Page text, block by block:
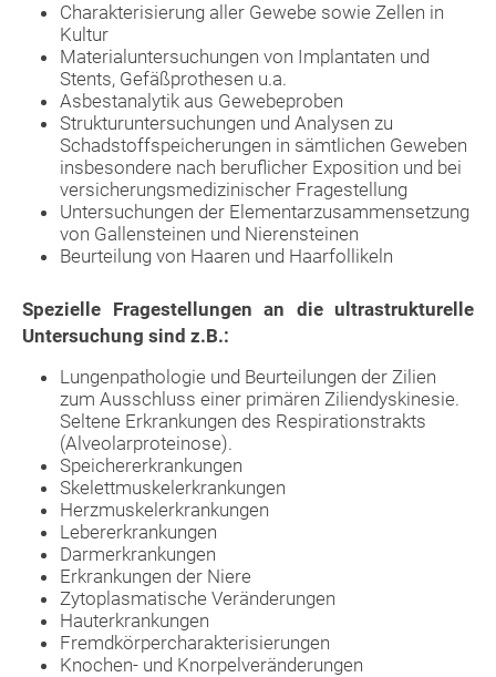
Charakterisierung aller Gewebe sowie Zellen in
Kultur
Materialuntersuchungen von Implantaten und
Stents, Gefäßprothesen u.a.
Asbestanalytik aus Gewebeproben
Strukturuntersuchungen und Analysen zu
Schadstoffspeicherungen in sämtlichen Geweben
insbesondere nach beruflicher Exposition und bei
versicherungsmedizinischer Fragestellung
Untersuchungen der Elementarzusammensetzung
von Gallensteinen und Nierensteinen
Beurteilung von Haaren und Haarfollikeln
Spezielle Fragestellungen an die ultrastrukturelle
Untersuchung sind z.B.:
Lungenpathologie und Beurteilungen der Zilien
zum Ausschluss einer primären Ziliendyskinesie.
Seltene Erkrankungen des Respirationstrakts
(Alveolarproteinose).
Speichererkrankungen
Skelettmuskelerkrankungen
Herzmuskelerkrankungen
Lebererkrankungen
Darmerkrankungen
Erkrankungen der Niere
Zytoplasmatische Veränderungen
Hauterkrankungen
Fremdkörpercharakterisierungen
Knochen- und Knorpelveränderungen